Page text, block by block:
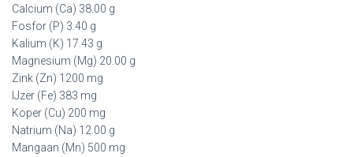
Calcium (Ca) 38.00 g
Fosfor (P) 3.40 g
Kalium (K) 17.43 g
Magnesium (Mg) 20.00 g
Zink (Zn) 1200 mg
IJzer (Fe) 383 mg
Koper (Cu) 200 mg
Natrium (Na) 12.00 g
Mangaan (Mn) 500 mg